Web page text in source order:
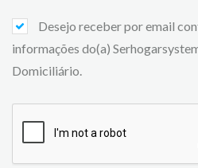
Desejo receber por email
informações do(a)
Domiciliário.